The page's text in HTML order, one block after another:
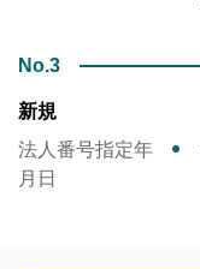
No.3
新規
法人番号指定年
月日